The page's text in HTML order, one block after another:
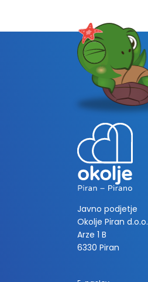
Javno podjetje
Okolje Piran d.o.o.
Arze 1 B
6330 Piran